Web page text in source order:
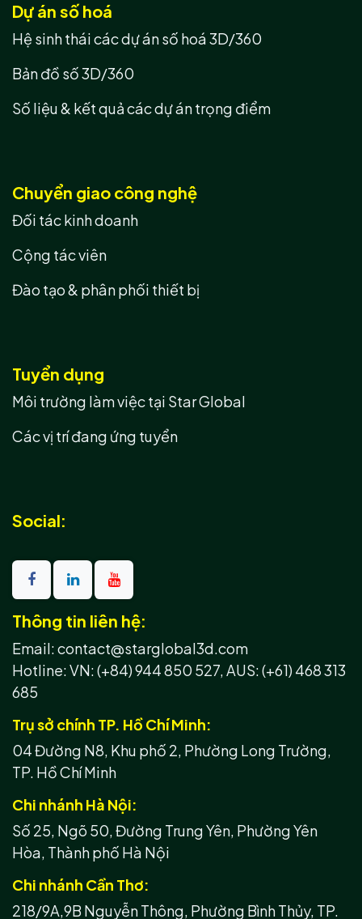
Thông tin liên hệ:
Email: contact@starglobal3d.com
Hotline:VN: (+84) 944 850 527,AUS: (+61) 468 313
685
Trụ sở chính TP. Hồ Chí Minh:
04 Đường N8, Khu phố 2, Phường Long Trường,
TP. Hồ Chí Minh
Chi nhánh Hà Nội:
Số 25, Ngõ 50, Đường Trung Yên, Phường Yên
Hòa, Thành phố Hà Nội
Chi nhánh Cần Thơ:
218/9A,9B Nguyễn Thông, Phường Bình Thủy, TP.
Social:
Dự án số hoá
Hệ sinh thái các dự án số hoá 3D/360
Bản đồ số 3D/360
Số liệu & kết quả các dự án trọng điểm
Chuyển giao công nghệ
Đối tác kinh doanh
Cộng tác viên
Đào tạo & phân phối thiết bị
Tuyển dụng
Môi trường làm việc tại Star Global
Các vị trí đang ứng tuyển